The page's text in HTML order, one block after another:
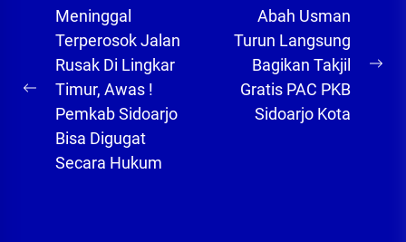
Navigasi
pos
Previous
post:
Meninggal
Terperosok Jalan
Rusak Di Lingkar
Timur, Awas !
Pemkab Sidoarjo
Bisa Digugat
Secara Hukum
Abah Usman
Turun Langsung
Bagikan Takjil
Gratis PAC PKB
Sidoarjo Kota